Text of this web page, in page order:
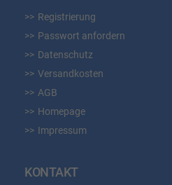
Registrierung
Passwort anfordern
Datenschutz
Versandkosten
AGB
Homepage
Impressum
KONTAKT